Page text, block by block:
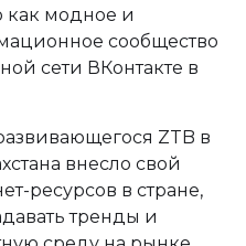
как модное и
сообщество
сети ВКонтакте в
ZTB в
внесло свой
ресурсов в стране,
тренды и